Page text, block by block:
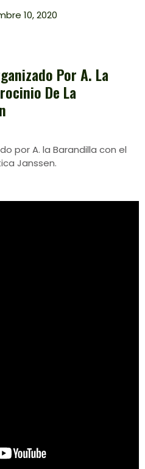
10, 2020
Por A. La
De La
por A. la Barandilla con el
Janssen.